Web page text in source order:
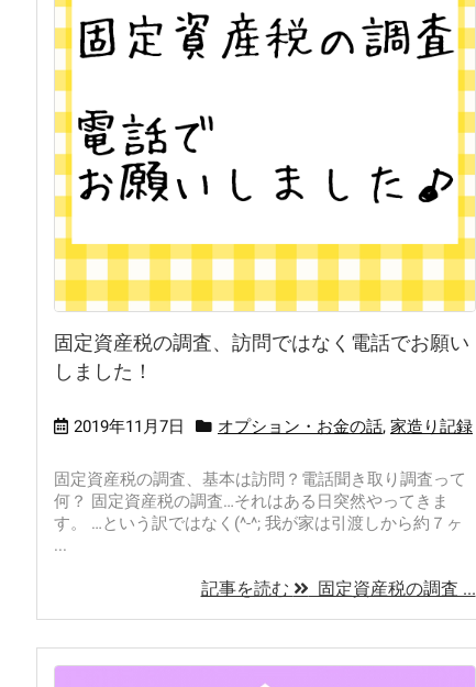
固定資産税の調査、訪問ではなく電話でお願い
しました！
2019年11月7日 オプション・お金の話, 家造り記録
固定資産税の調査、基本は訪問？電話聞き取り調査って
何？ 固定資産税の調査…それはある日突然やってきま
す。 …という訳ではなく(^-^; 我が家は引渡しから約７ヶ
...
記事を読む 固定資産税の調査 ...